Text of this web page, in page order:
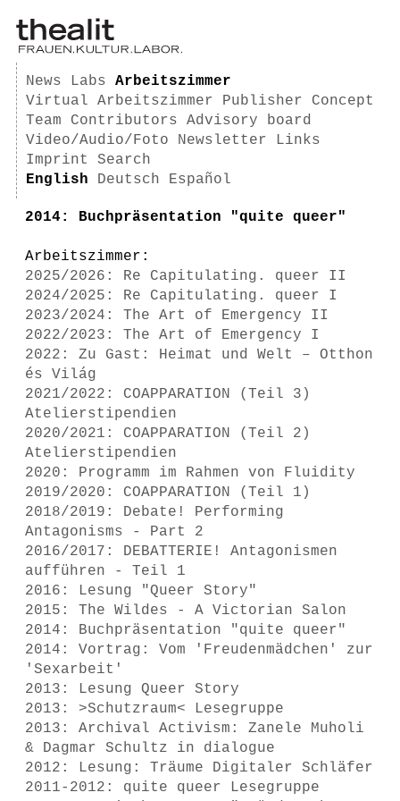
News Labs
Arbeitszimmer
Virtual Arbeitszimmer
Publisher
Concept
Team
Contributors
Advisory board
Video/Audio/Foto
Newsletter
Links
Imprint
Search
English
Deutsch Español
2014: Buchpräsentation "quite queer"
Arbeitszimmer:
2025/2026: Re Capitulating. queer II
2024/2025: Re Capitulating. queer I
2023/2024: The Art of Emergency II
2022/2023: The Art of Emergency I
2022: Zu Gast: Heimat und Welt – Otthon
és Világ
2021/2022: COAPPARATION (Teil 3)
Atelierstipendien
2020/2021: COAPPARATION (Teil 2)
Atelierstipendien
2020: Programm im Rahmen von Fluidity
2019/2020: COAPPARATION (Teil 1)
2018/2019: Debate! Performing
Antagonisms - Part 2
2016/2017: DEBATTERIE! Antagonismen
aufführen - Teil 1
2016: Lesung "Queer Story"
2015: The Wildes - A Victorian Salon
2014: Buchpräsentation "quite queer"
2014: Vortrag: Vom 'Freudenmädchen' zur
'Sexarbeit'
2013: Lesung Queer Story
2013: >Schutzraum< Lesegruppe
2013: Archival Activism: Zanele Muholi
& Dagmar Schultz in dialogue
2012: Lesung: Träume Digitaler Schläfer
2011-2012: quite queer Lesegruppe